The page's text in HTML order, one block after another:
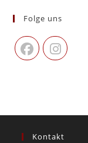
Folge uns
Kontakt